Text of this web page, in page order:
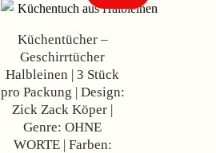
Küchentücher –
Geschirrtücher
Halbleinen | 3 Stück
pro Packung | Design:
Zick Zack Köper |
Genre: OHNE
WORTE | Farben: